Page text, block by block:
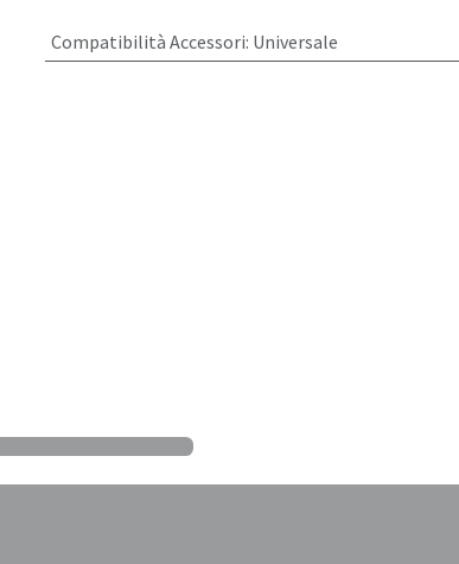
Compatibilità Accessori: Universale